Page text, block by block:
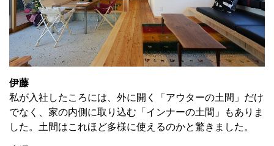
伊藤
私が入社したころには、外に開く「アウターの土間」だけ
でなく、家の内側に取り込む「インナーの土間」もありま
した。土間はこれほど多様に使えるのかと驚きました。